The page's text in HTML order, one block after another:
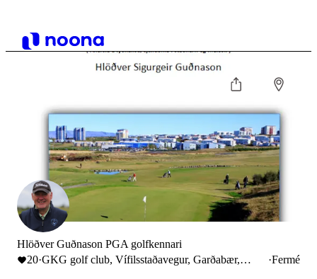
Hlöðver Guðnason PGA golfkennari
20·GKG golf club, Vífilsstaðavegur, Garðabær,
·Fermé